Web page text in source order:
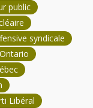
public
syndicale
Ontario
Libéral